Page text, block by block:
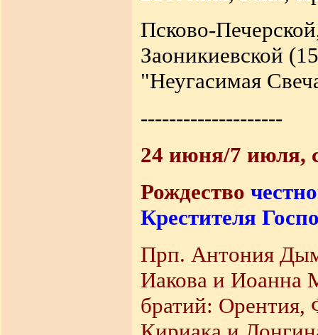
Псково-
Заоникиевской
"Неугасимая
--------------------
24 июня/7 июля,
Рождество
Крестителя
Прп. Антония
Иакова и Иоанна
братий: